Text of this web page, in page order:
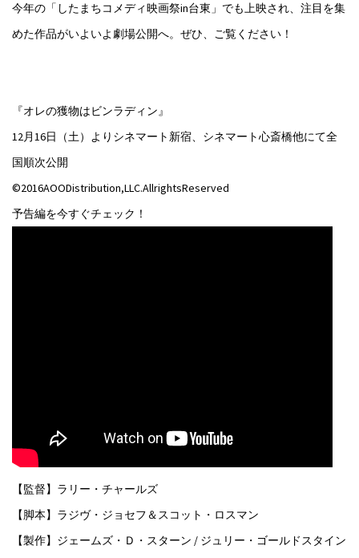
今年の「したまちコメディ映画祭in台東」でも上映され、注目を集
めた作品がいよいよ劇場公開へ。ぜひ、ご覧ください！
『オレの獲物はビンラディン』
12月16日（土）よりシネマート新宿、シネマート心斎橋他にて全
国順次公開
©2016AOODistribution,LLC.AllrightsReserved
予告編を今すぐチェック！
【監督】ラリー・チャールズ
【脚本】ラジヴ・ジョセフ＆スコット・ロスマン
【製作】ジェームズ・Ｄ・スターン / ジュリー・ゴールドスタイン